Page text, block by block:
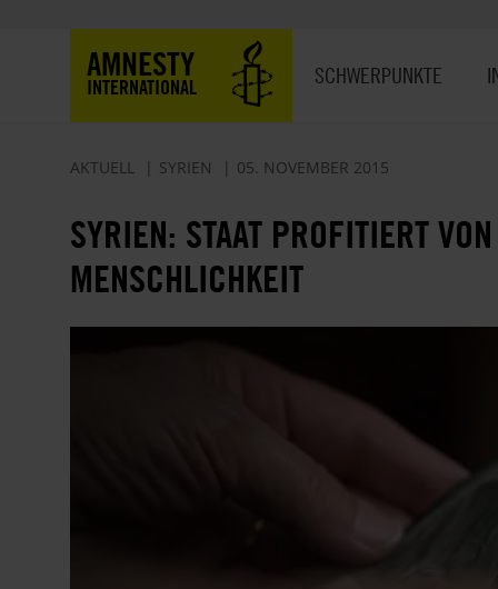
AMNESTY
INTERNATIONAL SCHWERPUNKTE
AKTUELL SYRIEN 05. NOVEMBER 2015
SYRIEN: STAAT PROFITIERT
MENSCHLICHKEIT